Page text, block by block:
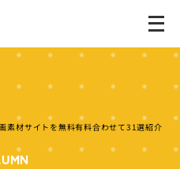
メ
ュ
開
く
素材サイトを無料有料合わせて31選紹介